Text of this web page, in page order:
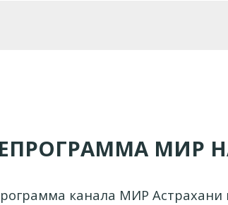
МИР
канала МИР Астрахани